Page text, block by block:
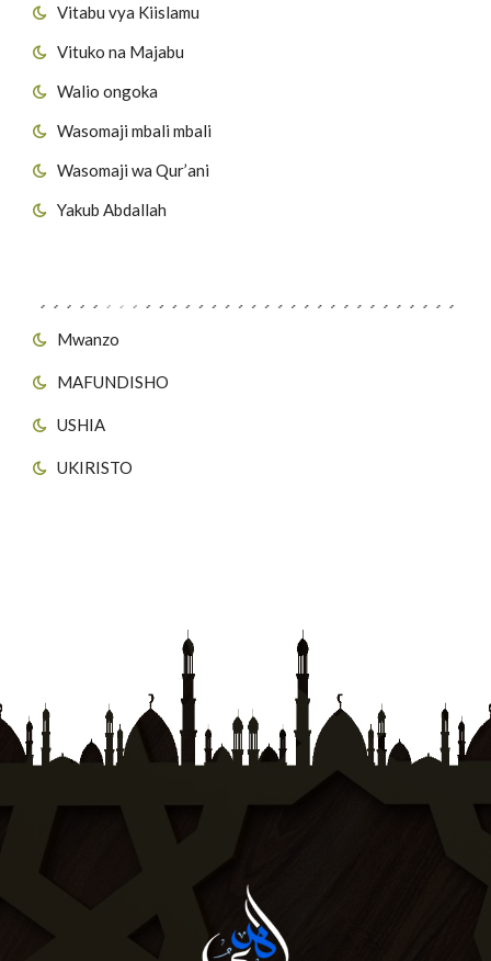
Vitabu vya Kiislamu
Vituko na Majabu
Walio ongoka
Wasomaji mbali mbali
Wasomaji wa Qur’ani
Yakub Abdallah
Mwanzo
MAFUNDISHO
USHIA
UKIRISTO